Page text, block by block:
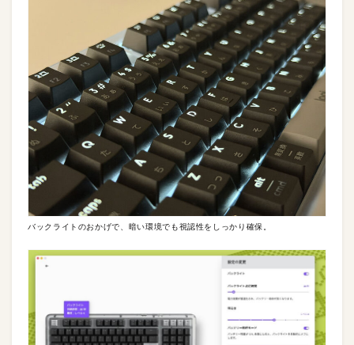
バックライトのおかげで、暗い環境でも視認性をしっかり確保。